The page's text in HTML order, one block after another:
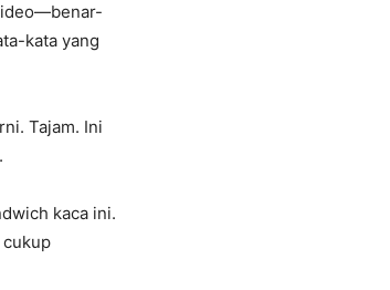
kata yang
Tajam. Ini
kaca ini.